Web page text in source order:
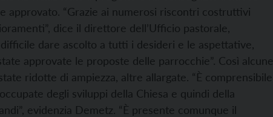
approvato. “Grazie ai numerosi riscontri costruttivi
dice il direttore dell’Ufficio pastorale,
dare ascolto a tutti i desideri e le aspettative,
approvate le proposte delle parrocchie”. Così alcune
ridotte di ampiezza, altre allargate. “È comprensibile
degli sviluppi della Chiesa e quindi della
evidenzia Demetz. “È presente comunque il